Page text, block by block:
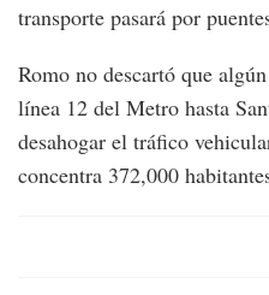
transporte pasará por
Romo no descartó que
línea 12 del Metro hasta
desahogar el tráfico
concentra 372,000